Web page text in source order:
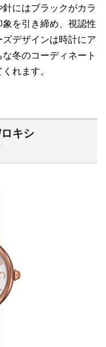
にはブラックがカラ
を引き締め、視認性
デザインは時計にア
冬のコーディネート
れます。
キシ